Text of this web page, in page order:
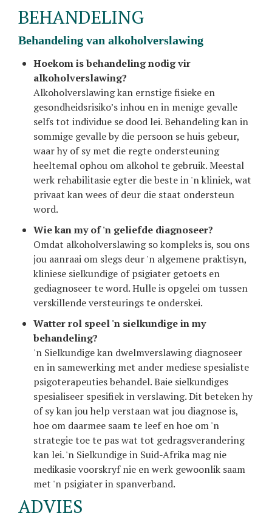
BEHANDELING
behandeling van alkoholverslawing
Hoekom is behandeling nodig vir
alkoholverslawing?
Alkoholverslawing kan ernstige fisieke en
gesondheidsrisiko’s inhou en in menige gevalle
selfs tot individue se dood lei. Behandeling kan in
sommige gevalle by die persoon se huis gebeur,
waar hy of sy met die regte ondersteuning
heeltemal ophou om alkohol te gebruik. Meestal
werk rehabilitasie egter die beste in 'n kliniek, wat
privaat kan wees of deur die staat ondersteun
word.
Wie kan my of 'n geliefde diagnoseer?
Omdat alkoholverslawing so kompleks is, sou ons
jou aanraai om slegs deur 'n algemene praktisyn,
kliniese sielkundige of psigiater getoets en
gediagnoseer te word. Hulle is opgelei om tussen
verskillende versteurings te onderskei.
Watter rol speel 'n sielkundige in my
behandeling?
'n Sielkundige kan dwelmverslawing diagnoseer
en in samewerking met ander mediese spesialiste
psigoterapeuties behandel. Baie sielkundiges
spesialiseer spesifiek in verslawing. Dit beteken hy
of sy kan jou help verstaan wat jou diagnose is,
hoe om daarmee saam te leef en hoe om 'n
strategie toe te pas wat tot gedragsverandering
kan lei. 'n Sielkundige in Suid-Afrika mag nie
medikasie voorskryf nie en werk gewoonlik saam
met 'n psigiater in spanverband.
ADVIES